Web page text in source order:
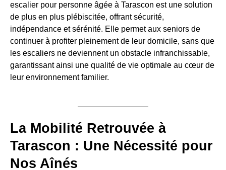
escalier pour personne âgée à Tarascon est une solution
de plus en plus plébiscitée, offrant sécurité,
indépendance et sérénité. Elle permet aux seniors de
continuer à profiter pleinement de leur domicile, sans que
les escaliers ne deviennent un obstacle infranchissable,
garantissant ainsi une qualité de vie optimale au cœur de
leur environnement familier.
La Mobilité Retrouvée à
Tarascon : Une Nécessité pour
Nos Aînés